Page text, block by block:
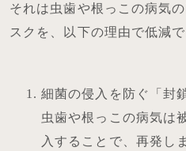
それは虫歯や根っこの病気
スクを、以下の理由で低減
細菌の侵入を防ぐ「封
虫歯や根っこの病気は
入することで、再発し